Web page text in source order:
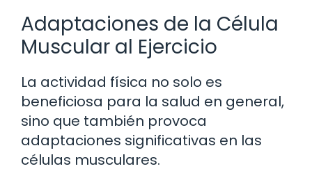
Adaptaciones de la Célula
Muscular al Ejercicio
La actividad física no solo es
beneficiosa para la salud en general,
sino que también provoca
adaptaciones significativas en las
células musculares.